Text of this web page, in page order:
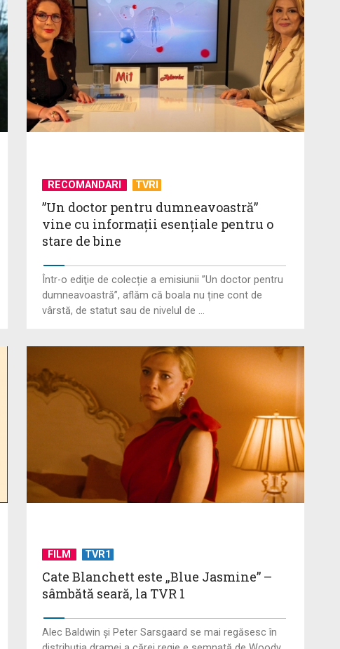
Sadoveanu, la ...
”Un doctor pentru dumneavoastră”
vine cu informații esențiale pentru
o stare ...
Stoica – prima în topul
preferinţelor ...
Cate Blanchett este „Blue Jasmine”
– sâmbătă seară, la TVR 1
RECOMANDARI TVRI
”Un doctor pentru dumneavoastră”
vine cu informații esențiale pentru o
stare de bine
Într-o ediţie de colecție a emisiunii ”Un doctor pentru
dumneavoastră”, aflăm că boala nu ține cont de
vârstă, de statut sau de nivelul de ...
FILM TVR1
Cate Blanchett este „Blue Jasmine” –
sâmbătă seară, la TVR 1
Alec Baldwin şi Peter Sarsgaard se mai regăsesc în